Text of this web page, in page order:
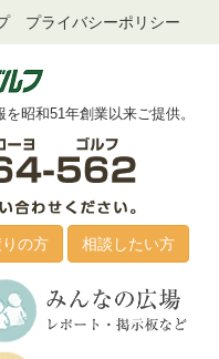
プライバシーポリシー
昭和51年創業以来ご提供。
の方 相談したい方